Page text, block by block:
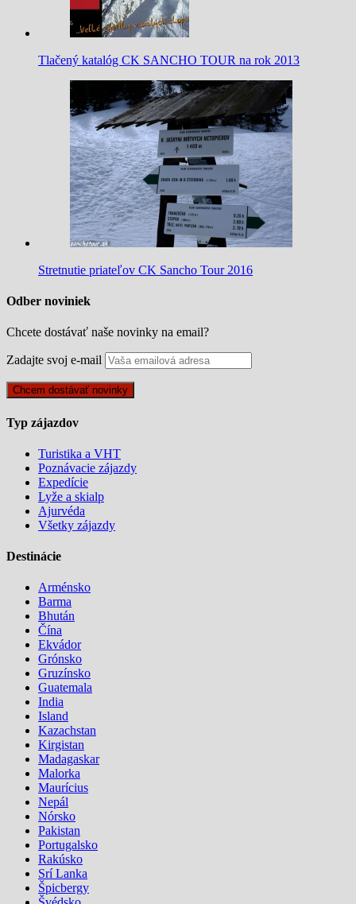
Tlačený katalóg CK SANCHO TOUR na rok 2013
Stretnutie priateľov CK Sancho Tour 2016
Odber noviniek
Chcete dostávať naše novinky na email?
Zadajte svoj e-mail
Typ zájazdov
Turistika a VHT
Poznávacie zájazdy
Expedície
Lyže a skialp
Ajurvéda
Všetky zájazdy
Destinácie
Arménsko
Barma
Bhután
Čína
Ekvádor
Grónsko
Gruzínsko
Guatemala
India
Island
Kazachstan
Kirgistan
Madagaskar
Malorka
Maurícius
Nepál
Nórsko
Pakistan
Portugalsko
Rakúsko
Srí Lanka
Špicbergy